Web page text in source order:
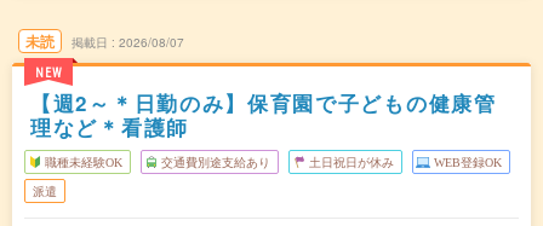
未読
NEW
掲載日 2026/08/07
【週2～＊日勤のみ】保育園で子どもの健康管
理など＊看護師
職種未経験OK 交通費別途支給あり 土日祝日が休み WEB登録OK
派遣